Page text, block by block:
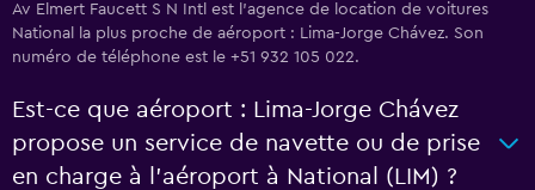
Av Elmert Faucett S N Intl est l'agence de location de voitures
National la plus proche de aéroport : Lima-Jorge Chávez. Son
numéro de téléphone est le +51 932 105 022.
Est-ce que aéroport : Lima-Jorge Chávez
propose un service de navette ou de prise
en charge à l’aéroport à National (LIM) ?